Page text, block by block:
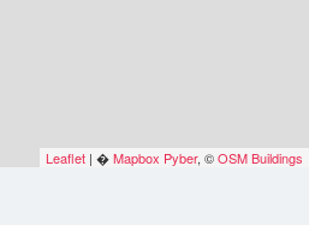
Leaflet | �Mapbox Pyber, ©OSM Buildings